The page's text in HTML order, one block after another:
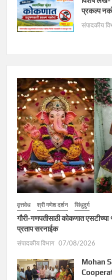
प्रकल्प
संपादकीय
वृत्तवेध श्री गणेश दर्शन सिंधुदुर्ग
गौरी-गणपतीसाठी कोकणात
प्रताप सरनाईक
संपादकीय विभाग 07/08/2026
Mohan